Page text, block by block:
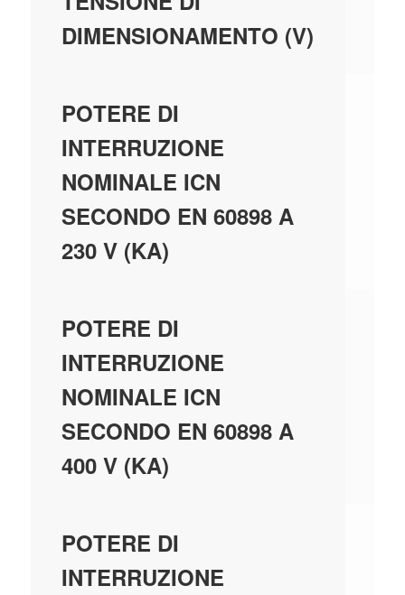
DIMENSIONAMENTO (V)
POTERE DI
INTERRUZIONE
NOMINALE ICN
SECONDO EN 60898 A
230 V (KA)
POTERE DI
INTERRUZIONE
NOMINALE ICN
SECONDO EN 60898 A
400 V (KA)
POTERE DI
INTERRUZIONE